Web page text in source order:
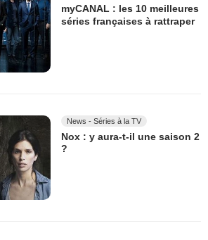
myCANAL : les 10 meilleures
séries françaises à rattraper
News - Séries à la TV
Nox : y aura-t-il une saison 2
?